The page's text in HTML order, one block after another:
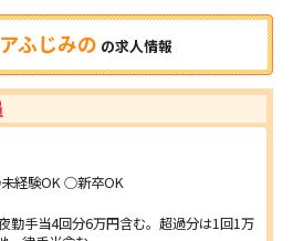
ふじみの の求人情報
経験OK ○新卒OK
勤手当4回分6万円含む。超過分は1回1万